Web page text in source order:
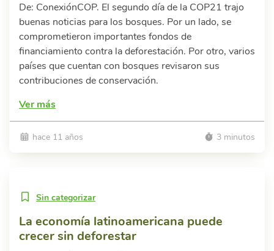
De: ConexiónCOP. El segundo día de la COP21 trajo
buenas noticias para los bosques. Por un lado, se
comprometieron importantes fondos de
financiamiento contra la deforestación. Por otro, varios
países que cuentan con bosques revisaron sus
contribuciones de conservación.
Ver más
hace 11 años 3 minutos
Sin categorizar
La economía latinoamericana puede
crecer sin deforestar